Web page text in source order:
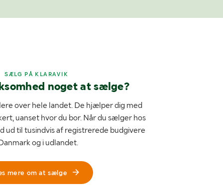
SÆLG PÅ KLARAVIK
noget at sælge?
over hele landet. De hjælper dig med
uanset hvor du bor. Når du sælger hos
ud til tusindvis af registrerede budgivere
og i udlandet.
mere om at sælge